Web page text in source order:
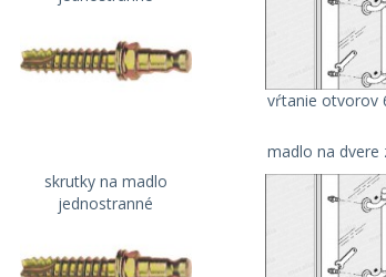
vŕtanie otvorov
skrutky na madlo
jednostranné
madlo na dvere